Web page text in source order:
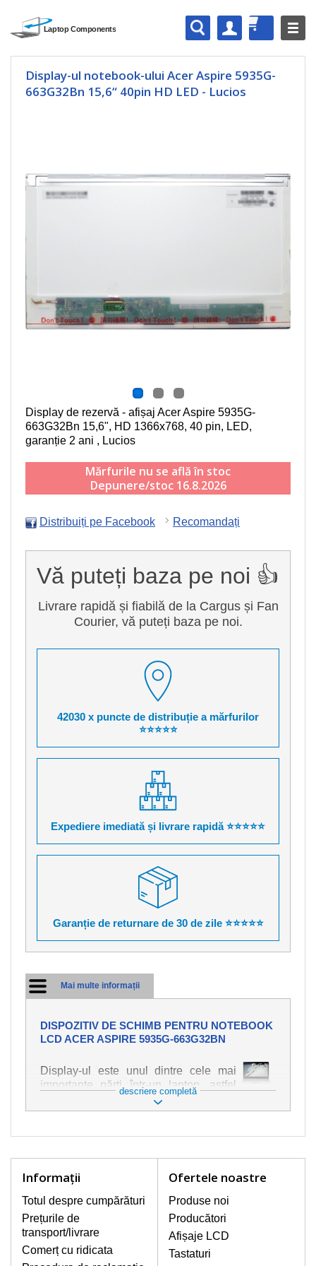
Display-ul notebook-ului Acer Aspire 5935G-
663G32Bn 15,6“ 40pin HD LED - Lucios
Display de rezervă - afișaj Acer Aspire 5935G-
663G32Bn 15,6", HD 1366x768, 40 pin, LED,
garanție 2 ani , Lucios
Mărfurile nu se află în stoc
Depunere/stoc 16.8.2026
Distribuiți pe Facebook Recomandați
Vă puteți baza pe noi 👍
Livrare rapidă și fiabilă de la Cargus și Fan
Courier, vă puteți baza pe noi.
42030 x puncte de distribuție a mărfurilor
⭐⭐⭐⭐⭐
Expediere imediată și livrare rapidă ⭐⭐⭐⭐⭐
Garanție de returnare de 30 de zile ⭐⭐⭐⭐⭐
Mai multe informații
DISPOZITIV DE SCHIMB PENTRU NOTEBOOK
LCD ACER ASPIRE 5935G-663G32BN
Display-ul este unul dintre cele mai
importante părți într-un laptop, astfel
încât ne străduim să oferim piese de
schimb de cea mai bună calitate.
ul cu cea mai mare atenție. Cele mai
natură mecanică, cum ar fi afișajul rupt
sau crăpat. În plus, dungile verticale,
afișajul neiluminat, luminozitatea
intermitentă sau neuniformă
descriere completă
Informaţii
Totul despre cumpărături
Prețurile de
transport/livrare
Comerț cu ridicata
Ofertele noastre
Produse noi
Producători
Afișaje LCD
Tastaturi